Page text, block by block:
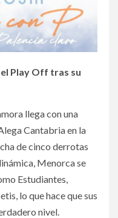
Play Off tras su
llega con una
Cantabria en la
de cinco derrotas
Menorca se
Estudiantes,
lo que hace que sus
nivel.